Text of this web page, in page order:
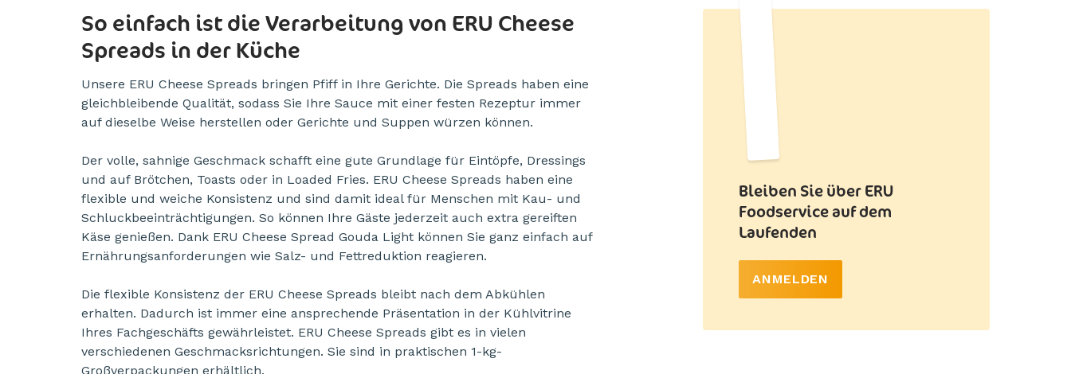
So einfach ist die Verarbeitung von ERU Cheese
Spreads in der Küche
Unsere ERU Cheese Spreads bringen Pfiff in Ihre Gerichte. Die Spreads haben eine
gleichbleibende Qualität, sodass Sie Ihre Sauce mit einer festen Rezeptur immer
auf dieselbe Weise herstellen oder Gerichte und Suppen würzen können.
Der volle, sahnige Geschmack schafft eine gute Grundlage für Eintöpfe, Dressings
und auf Brötchen, Toasts oder in Loaded Fries. ERU Cheese Spreads haben eine
flexible und weiche Konsistenz und sind damit ideal für Menschen mit Kau- und
Schluckbeeinträchtigungen. So können Ihre Gäste jederzeit auch extra gereiften
Käse genießen. Dank ERU Cheese Spread Gouda Light können Sie ganz einfach auf
Ernährungsanforderungen wie Salz- und Fettreduktion reagieren.
Die flexible Konsistenz der ERU Cheese Spreads bleibt nach dem Abkühlen
erhalten. Dadurch ist immer eine ansprechende Präsentation in der Kühlvitrine
Ihres Fachgeschäfts gewährleistet. ERU Cheese Spreads gibt es in vielen
verschiedenen Geschmacksrichtungen. Sie sind in praktischen 1-kg-
Großverpackungen erhältlich.
Bleiben Sie über ERU
Foodservice auf dem
Laufenden
ANMELDEN